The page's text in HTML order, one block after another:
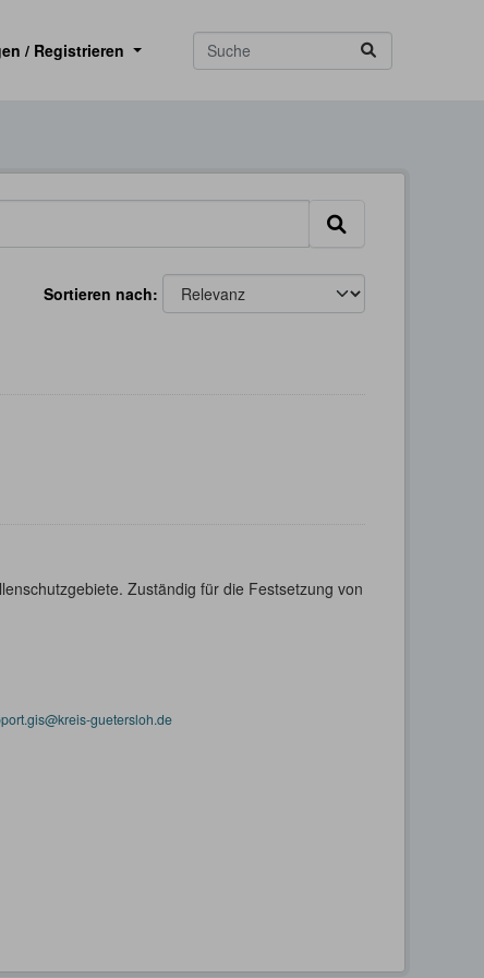
/ Registrieren
Sortieren nach
Zuständig für die Festsetzung von
guetersloh.de